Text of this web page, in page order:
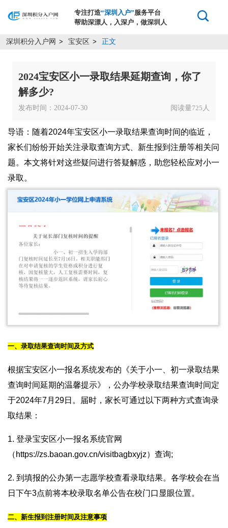
专注打造“深圳入户”服务平台
帮助深漂人，入深户，做深圳人
深圳积分入户网 > 宝安区 > 正文
2024宝安区小一录取结果延期查询，你了
解多少?
发布时间：2024-07-30 阅读量725 人
导语：随着2024年宝安区小一录取结果查询时间的临近，
家长们纷纷开始关注录取查询方式、新生报到注册等相关问
题。本文将针对这些疑问进行答疑解惑，助您轻松应对小一
录取。
一、录取结果查询时间及方式
根据宝安区小一报名系统发布的《关于小一、初一录取结果
查询时间延期的温馨提示》，公办学校录取结果查询时间定
于2024年7月29日。届时，家长可通过以下两种方式查询录
取结果：
1. 登录宝安区小一报名系统官网
（https://zs.baoan.gov.cn/visitbagbxyjz）查询;
2. 到填报的公办第一志愿学校查看录取结果。各学校会在当
日下午3点前将本校录取名单公告在校门口显眼位置。
二、新生报到注册时间及注意事项